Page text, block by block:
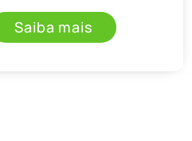
Saiba mais